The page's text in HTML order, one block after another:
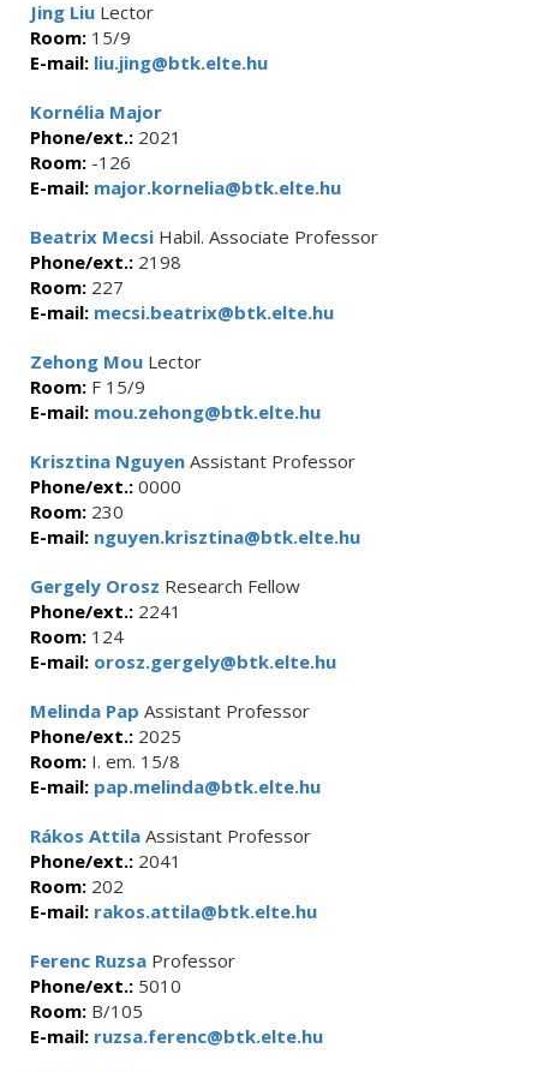
Jing Liu Lector
Room: 15/9
E-mail: liu.jing@btk.elte.hu
Kornélia Major
Phone/ext.: 2021
Room: -126
E-mail: major.kornelia@btk.elte.hu
Beatrix Mecsi Habil. Associate Professor
Phone/ext.: 2198
Room: 227
E-mail: mecsi.beatrix@btk.elte.hu
Zehong Mou Lector
Room: F 15/9
E-mail: mou.zehong@btk.elte.hu
Krisztina Nguyen Assistant Professor
Phone/ext.: 0000
Room: 230
E-mail: nguyen.krisztina@btk.elte.hu
Gergely Orosz Research Fellow
Phone/ext.: 2241
Room: 124
E-mail: orosz.gergely@btk.elte.hu
Melinda Pap Assistant Professor
Phone/ext.: 2025
Room: I. em. 15/8
E-mail: pap.melinda@btk.elte.hu
Rákos Attila Assistant Professor
Phone/ext.: 2041
Room: 202
E-mail: rakos.attila@btk.elte.hu
Ferenc Ruzsa Professor
Phone/ext.: 5010
Room: B/105
E-mail: ruzsa.ferenc@btk.elte.hu